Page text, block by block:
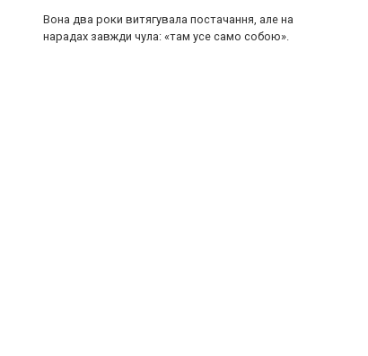
Вона два роки витягувала постачання, але на
нарадах завжди чула: «там усе само собою».